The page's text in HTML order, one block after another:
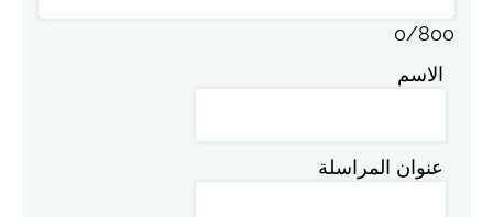
0/800
الاسم
عنوان المراسلة